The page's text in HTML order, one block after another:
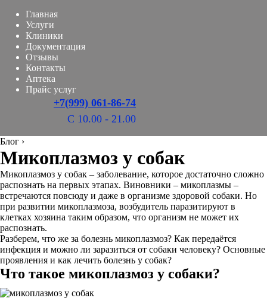
Главная
Услуги
Клиники
Документация
Отзывы
Контакты
Аптека
Прайс услуг
+7(999) 061-86-74
С 10.00 - 21.00
Блог ›
Микоплазмоз у собак
Микоплазмоз у собак – заболевание, которое достаточно сложно
распознать на первых этапах. Виновники – микоплазмы –
встречаются повсюду и даже в организме здоровой собаки. Но
при развитии микоплазмоза, возбудитель паразитируют в
клетках хозяина таким образом, что организм не может их
распознать.
Разберем, что же за болезнь микоплазмоз? Как передаётся
инфекция и можно ли заразиться от собаки человеку? Основные
проявления и как лечить болезнь у собак?
Что такое микоплазмоз у собаки?